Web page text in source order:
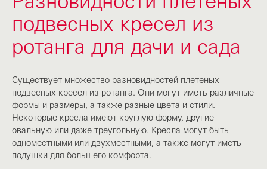
подвесных кресел из
ротанга для дачи и сада
Существует множество разновидностей плетеных
подвесных кресел из ротанга. Они могут иметь различные
формы и размеры, а также разные цвета и стили.
Некоторые кресла имеют круглую форму, другие –
овальную или даже треугольную. Кресла могут быть
одноместными или двухместными, а также могут иметь
подушки для большего комфорта.